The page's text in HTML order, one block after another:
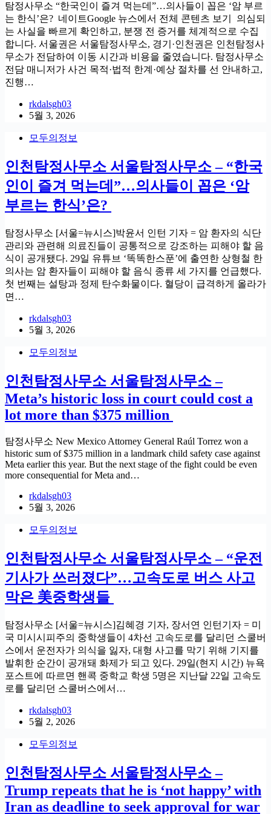
탐정사무소 “한국인이 즐겨 먹는데”…의사들이 꼽은 ‘암 부르
는 한식’은? 네이트Google 뉴스에서 전체 콘텐츠 보기 의심되
는 사실을 빠르게 확인하고, 분쟁 전 증거를 체계적으로 수집
합니다. 서울권은 서울탐정사무소, 경기·인천권은 인천탐정사
무소가 전담하여 이동 시간과 비용을 줄였습니다. 탐정사무소
전담 매니저가 사건 목적·법적 한계·예상 절차를 선 안내하고,
진행…
rkdalsgh03
5월 3, 2026
모두의정보
인천탐정사무소 서울탐정사무소 – “한국
인이 즐겨 먹는데”…의사들이 꼽은 ‘암
부르는 한식’은?
탐정사무소 [서울=뉴시스]박윤서 인턴 기자 = 암 환자의 식단
관리와 관련해 의료진들이 공통적으로 강조하는 피해야 할 음
식이 공개됐다. 29일 유튜브 ‘똑똑한스푼’에 출연한 상형철 한
의사는 암 환자들이 피해야 할 음식 종류 세 가지를 언급했다.
첫 번째는 설탕과 정제 탄수화물이다. 혈당이 급격하게 올라가
면…
rkdalsgh03
5월 3, 2026
모두의정보
인천탐정사무소 서울탐정사무소 –
Meta’s historic loss in court could cost a
lot more than $375 million
탐정사무소 New Mexico Attorney General Raúl Torrez won a
historic sum of $375 million in a landmark child safety case against
Meta earlier this year. But the next stage of the fight could be even
more consequential for Meta and…
rkdalsgh03
5월 3, 2026
모두의정보
인천탐정사무소 서울탐정사무소 – “운전
기사가 쓰러졌다”…고속도로 버스 사고
막은 美중학생들
탐정사무소 [서울=뉴시스]김혜경 기자, 장서연 인턴기자 = 미
국 미시시피주의 중학생들이 4차선 고속도로를 달리던 스쿨버
스에서 운전자가 의식을 잃자, 대형 사고를 막기 위해 기지를
발휘한 순간이 공개돼 화제가 되고 있다. 29일(현지 시간) 뉴욕
포스트에 따르면 핸콕 중학교 학생 5명은 지난달 22일 고속도
로를 달리던 스쿨버스에서…
rkdalsgh03
5월 2, 2026
모두의정보
인천탐정사무소 서울탐정사무소 –
Trump repeats that he is ‘not happy’ with
Iran as deadline to seek approval for war